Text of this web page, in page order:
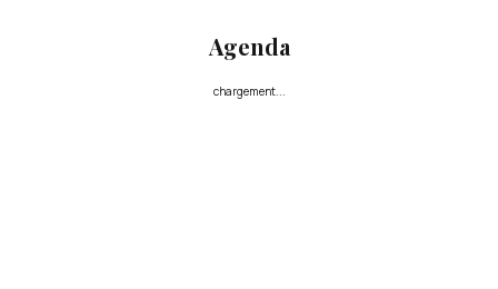
Agenda
chargement...